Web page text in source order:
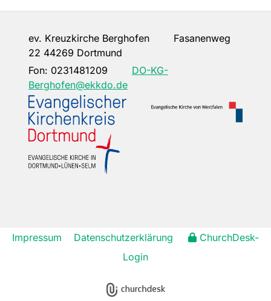
ev. Kreuzkirche Berghofen Fasanenweg
22 44269 Dortmund
Fon: 0231481209
DO-KG-
Berghofen@ekkdo.de
Impressum Datenschutzerklärung
ChurchDesk-
Login